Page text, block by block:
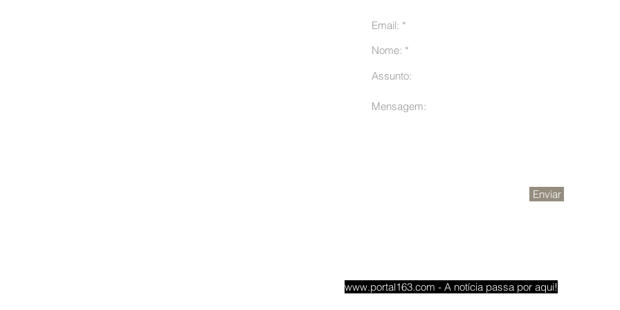
Enviar
www.portal163.com - A notícia passa por aqui!